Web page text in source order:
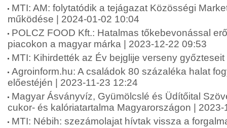
MTI: AM: folytatódik a tejágazat Közösségi
működése | 2024-01-02 10:04
POLCZ FOOD Kft.: Hatalmas tőkebevonással
piacokon a magyar márka | 2023-12-22 09:53
MTI: Kihirdették az Év bejglije verseny
Agroinform.hu: A családok 80 százaléka halat
előestéjén | 2023-11-23 12:24
Magyar Ásványvíz, Gyümölcslé és Üdítőital
cukor- és kalóriatartalma Magyarországon | 2023-
MTI: Nébih: szezámolajat hívtak vissza a